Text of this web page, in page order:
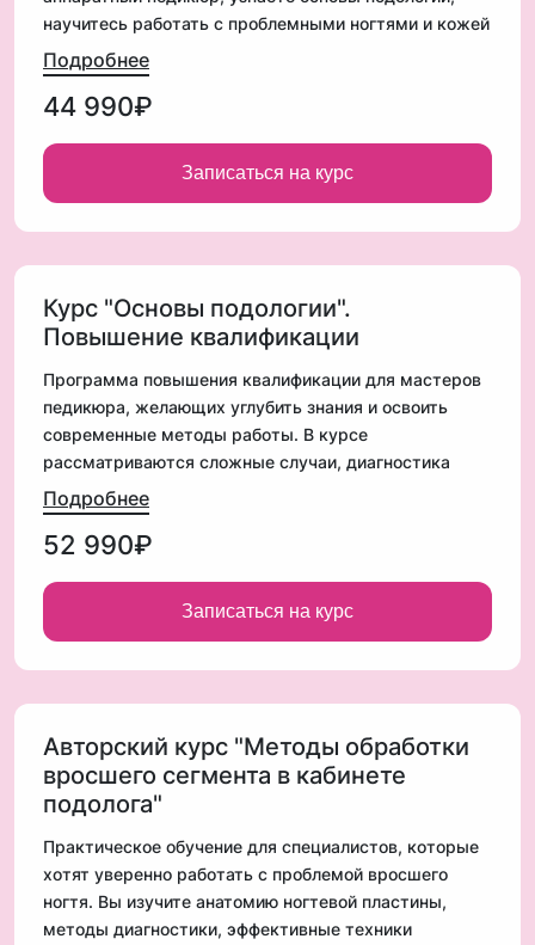
научитесь работать с проблемными ногтями и кожей
стоп. В программе курса: анатомия и гигиена,
стерилизация, техника выполнения процедур,
разбор сложных случаев. Теория и практика под
окончании курса вы получите документы
государственного образца (ФИС ФРДО) + именной
✔️5 дней интенсивного обучения
✔️от 12 моделей для отработки навыков
✔️После прохождения курса вы получите документы
государственного образца (ФИС ФРДО) + именной
сертификат
✔️Все материалы предоставляются – ничего не
нужно докупать!
Подробнее
44 990₽
Записаться на курс
Курс "Основы подологии".
Повышение квалификации
Программа повышения квалификации для мастеров
педикюра, желающих углубить знания и освоить
современные методы работы. В курсе
рассматриваются сложные случаи, диагностика
патологий, эффективные техники обработки ногтей и
кожи стоп. Практическая часть включает работу на
моделях под руководством опытного преподавателя.
профессионализма, расширить перечень услуг и
уверенно работать с клиентами. После завершения
сертификат
Подробнее
52 990₽
Записаться на курс
Авторский курс "Методы обработки
вросшего сегмента в кабинете
подолога"
Практическое обучение для специалистов, которые
хотят уверенно работать с проблемой вросшего
ногтя. Вы изучите анатомию ногтевой пластины,
методы диагностики, эффективные техники